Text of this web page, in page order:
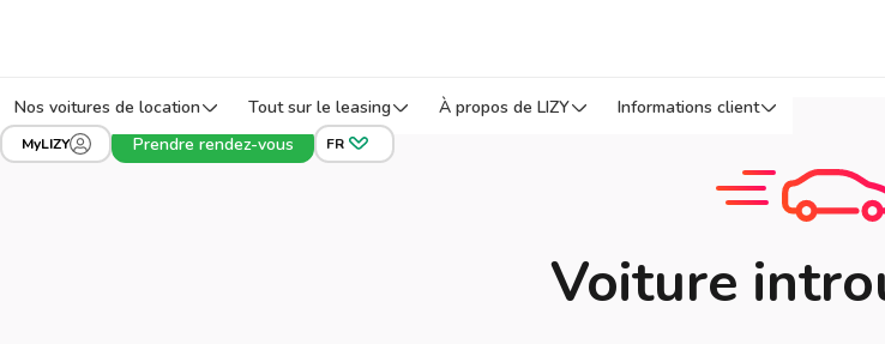
Nos voitures de location Tout sur le leasing À propos de LIZY Informations client
MyLIZY Prendre rendez-vous FR
Voiture